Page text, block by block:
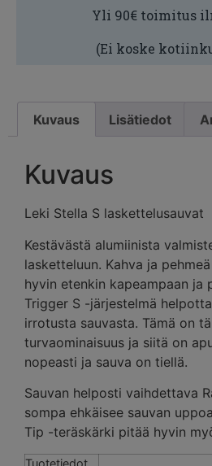
Yli 90€ toimitus
(Ei koske
Kuvaus Lisätiedot
Kuvaus
Leki Stella S laskettelusauvat
Kestävästä alumiinista
lasketteluun. Kahva ja
hyvin etenkin kapeampaan ja
Trigger S -järjestelmä
irrotusta sauvasta. Tämä on
turvaominaisuus ja siitä on
nopeasti ja sauva on tiellä.
Sauvan helposti vaihdettava
sompa ehkäisee sauvan
Tip -teräskärki pitää hyvin
Tuotetiedot